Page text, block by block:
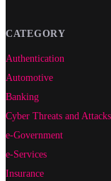
CATEGORY
Authentication
Automotive
Banking
Cyber Threats and Attacks
e-Government
e-Services
Insurance